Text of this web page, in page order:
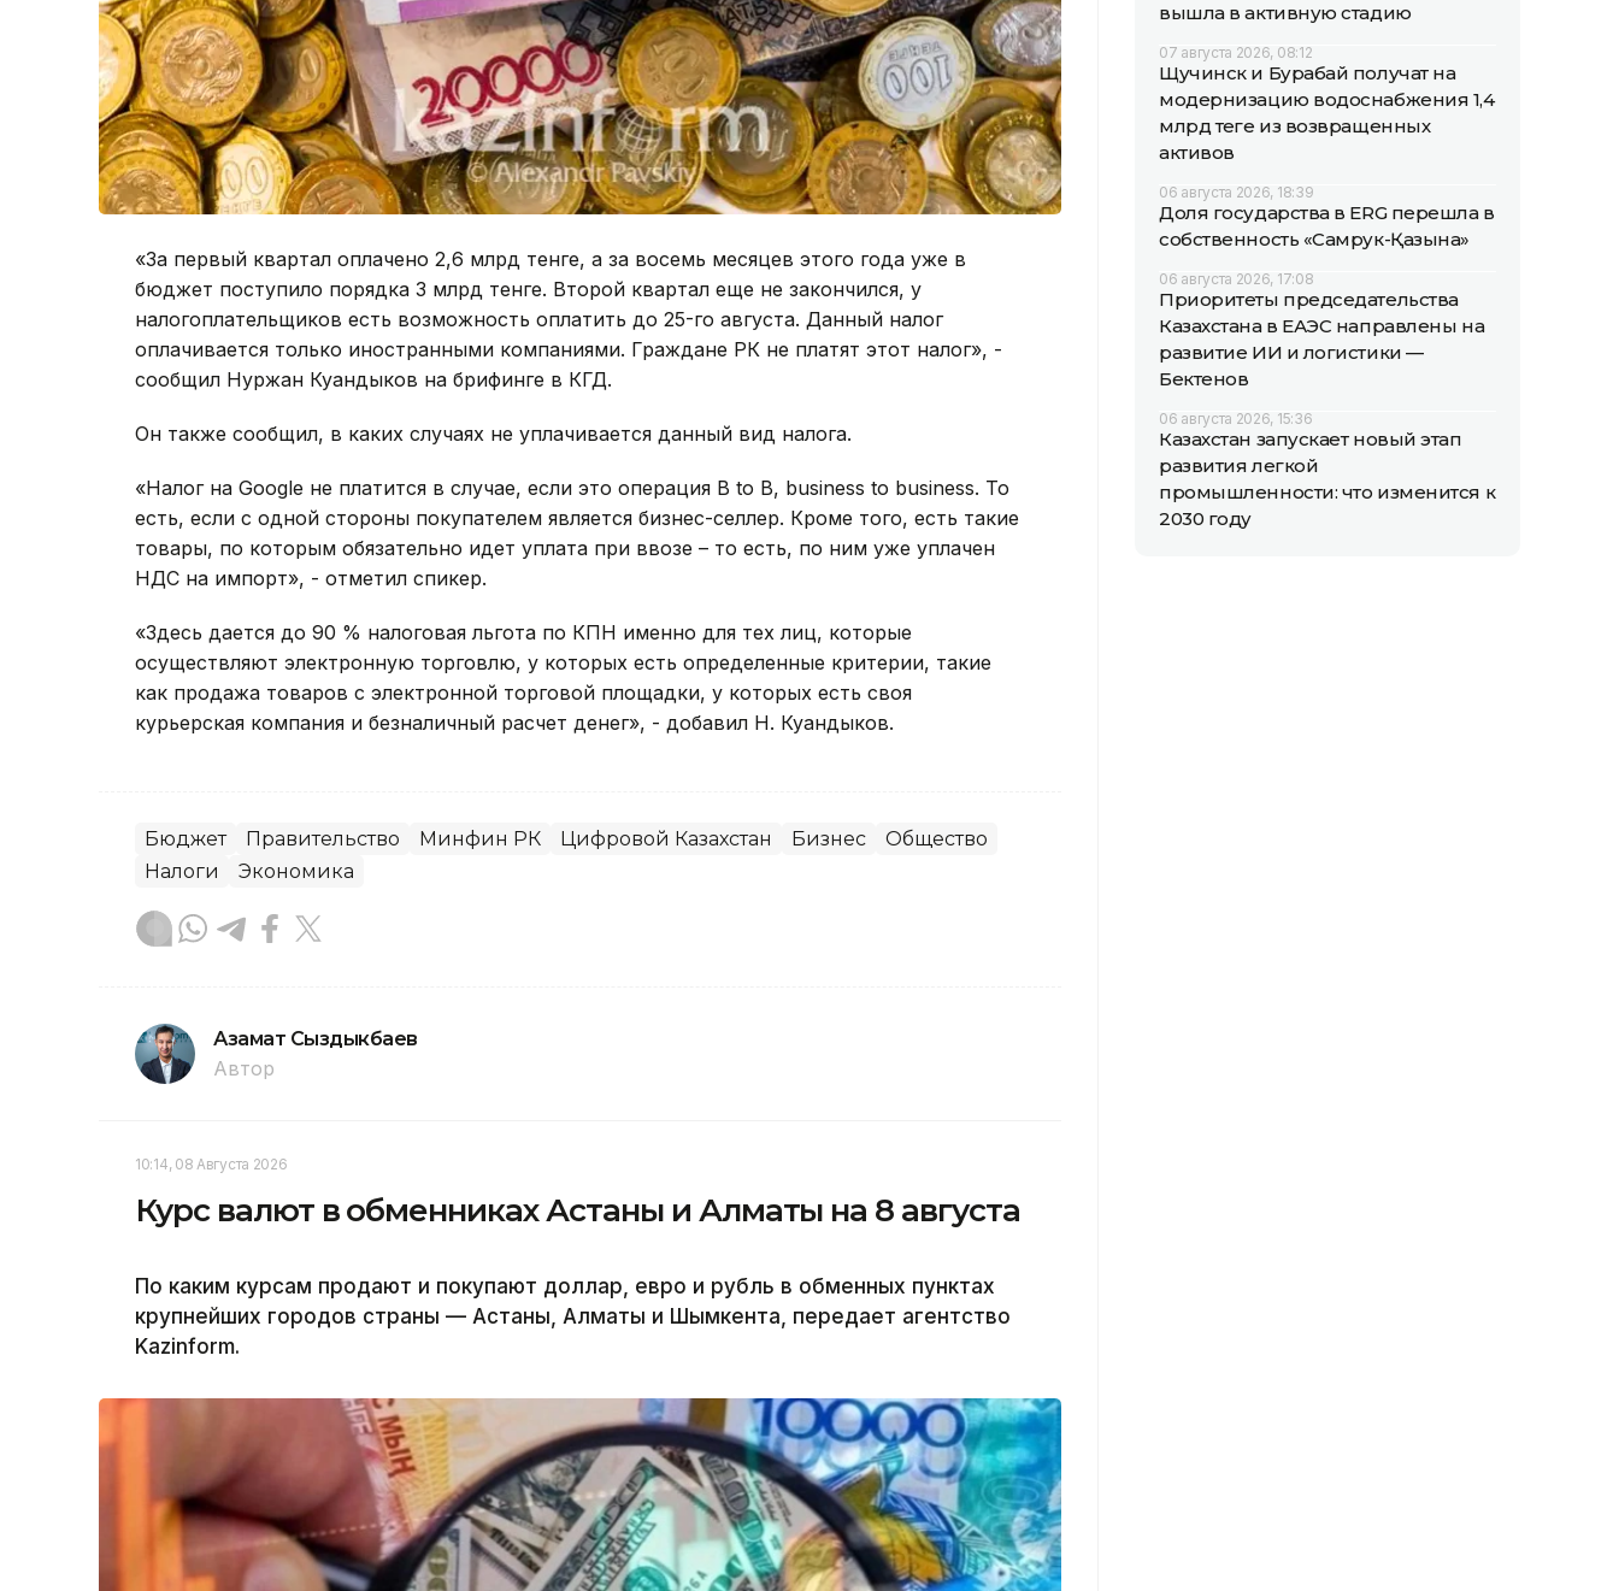
«За первый квартал оплачено 2,6 млрд тенге, а за восемь месяцев этого года уже в
бюджет поступило порядка 3 млрд тенге. Второй квартал еще не закончился, у
налогоплательщиков есть возможность оплатить до 25-го августа. Данный налог
оплачивается только иностранными компаниями. Граждане РК не платят этот налог», -
сообщил Нуржан Куандыков на брифинге в КГД.
Он также сообщил, в каких случаях не уплачивается данный вид налога.
«Налог на Google не платится в случае, если это операция B to B, business to business. То
есть, если с одной стороны покупателем является бизнес-селлер. Кроме того, есть такие
товары, по которым обязательно идет уплата при ввозе – то есть, по ним уже уплачен
НДС на импорт», - отметил спикер.
«Здесь дается до 90 % налоговая льгота по КПН именно для тех лиц, которые
осуществляют электронную торговлю, у которых есть определенные критерии, такие
как продажа товаров с электронной торговой площадки, у которых есть своя
курьерская компания и безналичный расчет денег», - добавил Н. Куандыков.
Бюджет Правительство Минфин РК Цифровой Казахстан Бизнес
Общество
Налоги
Экономика
Азамат Сыздыкбаев
Автор
10:14, 08 Августа 2026
Курс валют в обменниках Астаны и Алматы на 8 августа
По каким курсам продают и покупают доллар, евро и рубль в обменных пунктах
крупнейших городов страны — Астаны, Алматы и Шымкента, передает агентство
Kazinform.
вышла в активную стадию
07 августа 2026, 08:12
Щучинск и Бурабай получат на
модернизацию водоснабжения 1,4
млрд теңге из возвращенных
активов
06 августа 2026, 18:39
Доля государства в ERG перешла в
собственность «Самрук-Қазына»
06 августа 2026, 17:08
Приоритеты председательства
Казахстана в ЕАЭС направлены на
развитие ИИ и логистики —
Бектенов
06 августа 2026, 15:36
Казахстан запускает новый этап
развития легкой
промышленности: что изменится к
2030 году